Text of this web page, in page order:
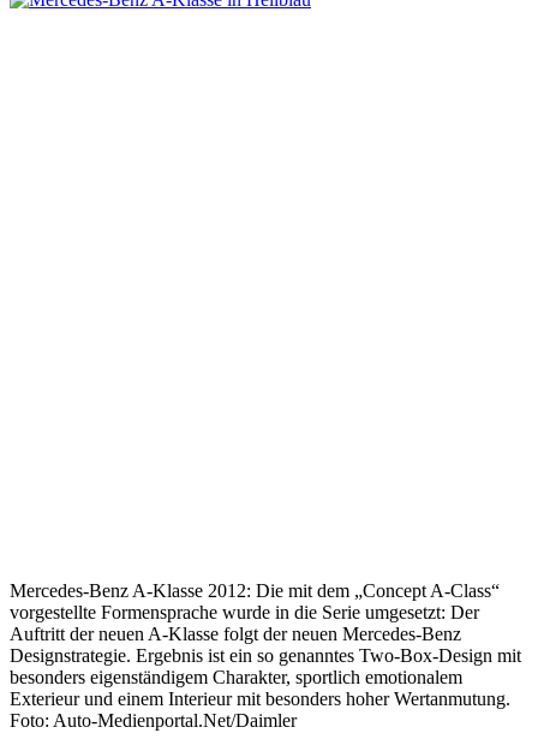
Mercedes-Benz A-Klasse 2012: Die mit dem „Concept A-Class“
vorgestellte Formensprache wurde in die Serie umgesetzt: Der
Auftritt der neuen A-Klasse folgt der neuen Mercedes-Benz
Designstrategie. Ergebnis ist ein so genanntes Two-Box-Design mit
besonders eigenständigem Charakter, sportlich emotionalem
Exterieur und einem Interieur mit besonders hoher Wertanmutung.
Foto: Auto-Medienportal.Net/Daimler